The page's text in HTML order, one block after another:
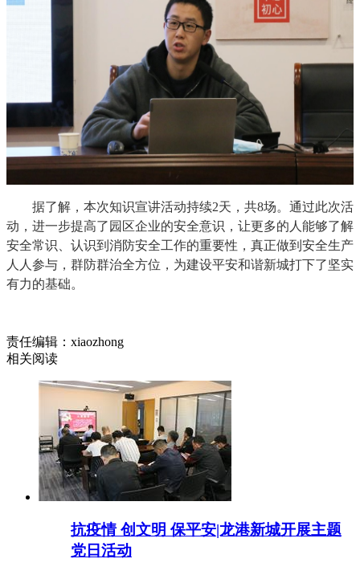
据了解，本次知识宣讲活动持续2天，共8场。 通过此次活
动，进一步提高了 园区企业的安全意识，让更多的人能够了解
安全常识、认识到消防安全工作的重要性 ，真正做到安全生产
人人参与，群防群治全方位，为建设平安和谐新城打下了坚实
有力的基础。
责任编辑：xiaozhong
相关阅读
抗疫情 创文明 保平安|龙港新城开展主题
党日活动